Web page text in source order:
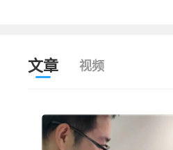
文章 视频